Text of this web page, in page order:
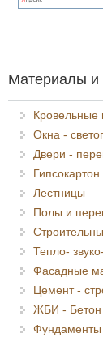
Материалы и
Кровельные
Окна -
Двери -
Гипсокартон
Лестницы
Полы и
Тепло-
Фасадные
Цемент -
ЖБИ - Бетон
Фундаменты